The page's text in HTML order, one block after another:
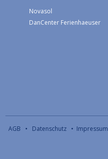
Novasol
DanCenter Ferienhaeuser
AGB • Datenschutz • Impressum